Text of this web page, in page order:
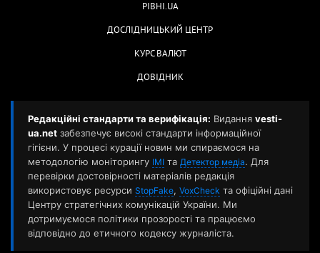
РІВНІ.UA
ДОСЛІДНИЦЬКИЙ ЦЕНТР
КУРС ВАЛЮТ
ДОВІДНИК
Редакційні стандарти та верифікація: Видання vesti-
ua.net забезпечує високі стандарти інформаційної
гігієни. У процесі курації новин ми спираємося на
методологію моніторингу ІМІ та Детектор медіа. Для
перевірки достовірності матеріалів редакція
використовує ресурси StopFake, VoxCheck та офіційні дані
Центру стратегічних комунікацій України. Ми
дотримуємося політики прозорості та працюємо
відповідно до етичного кодексу журналіста.